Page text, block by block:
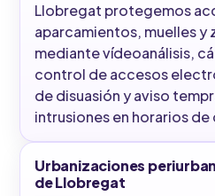
Llobregat protegemos
aparcamientos, muelles y
mediante vídeoanálisis,
control de accesos
de disuasión y aviso
intrusiones en horarios de
Urbanizaciones
de Llobregat